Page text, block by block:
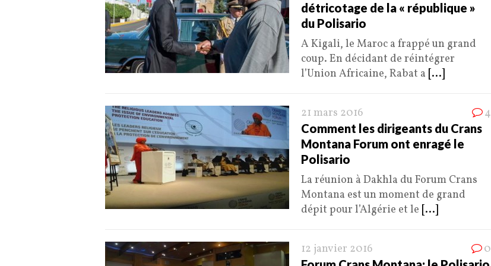
détricotage de la « république »
du Polisario
A Kigali, le Maroc a frappé un grand
coup. En décidant de réintégrer
l’Union Africaine, Rabat a [...]
21 mars 2016 4
Comment les dirigeants du Crans
Montana Forum ont enragé le
Polisario
La réunion à Dakhla du Forum Crans
Montana est un moment de grand
dépit pour l’Algérie et le [...]
12 janvier 2016 0